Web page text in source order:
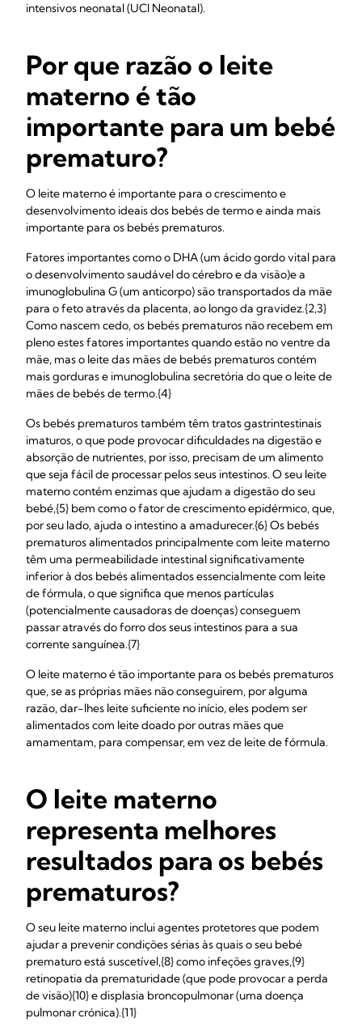
intensivos neonatal (UCI Neonatal).
Por que razão o leite
materno é tão
importante para um bebé
prematuro?
O leite materno é importante para o crescimento e
desenvolvimento ideais dos bebés de termo e ainda mais
importante para os bebés prematuros.
Fatores importantes como o DHA (um ácido gordo vital para
o desenvolvimento saudável do cérebro e da visão)e a
imunoglobulina G (um anticorpo) são transportados da mãe
para o feto através da placenta, ao longo da gravidez.{2,3}
Como nascem cedo, os bebés prematuros não recebem em
pleno estes fatores importantes quando estão no ventre da
mãe, mas o leite das mães de bebés prematuros contém
mais gorduras e imunoglobulina secretória do que o leite de
mães de bebés de termo.{4}
Os bebés prematuros também têm tratos gastrintestinais
imaturos, o que pode provocar dificuldades na digestão e
absorção de nutrientes, por isso, precisam de um alimento
que seja fácil de processar pelos seus intestinos. O seu leite
materno contém enzimas que ajudam a digestão do seu
bebé,{5} bem como o fator de crescimento epidérmico, que,
por seu lado, ajuda o intestino a amadurecer.{6} Os bebés
prematuros alimentados principalmente com leite materno
têm uma permeabilidade intestinal significativamente
inferior à dos bebés alimentados essencialmente com leite
de fórmula, o que significa que menos partículas
(potencialmente causadoras de doenças) conseguem
passar através do forro dos seus intestinos para a sua
corrente sanguínea.{7}
O leite materno é tão importante para os bebés prematuros
que, se as próprias mães não conseguirem, por alguma
razão, dar-lhes leite suficiente no início, eles podem ser
alimentados com leite doado por outras mães que
amamentam, para compensar, em vez de leite de fórmula.
O leite materno
representa melhores
resultados para os bebés
prematuros?
O seu leite materno inclui agentes protetores que podem
ajudar a prevenir condições sérias às quais o seu bebé
prematuro está suscetível,{8} como infeções graves,{9}
retinopatia da prematuridade (que pode provocar a perda
de visão){10} e displasia broncopulmonar (uma doença
pulmonar crónica).{11}